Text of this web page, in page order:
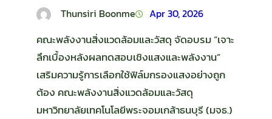
Thunsiri Boonme Apr 30, 2026
คณะพลังงานสิ่งแวดล้อมและวัสดุ จัดอบรม “เจาะ
ลึกเบื้องหลังผลทดสอบเชิงแสงและพลังงาน”
เสริมความรู้การเลือกใช้ฟิล์มกรองแสงอย่างถูก
ต้อง คณะพลังงานสิ่งแวดล้อมและวัสดุ
มหาวิทยาลัยเทคโนโลยีพระจอมเกล้าธนบุรี (มจธ.)